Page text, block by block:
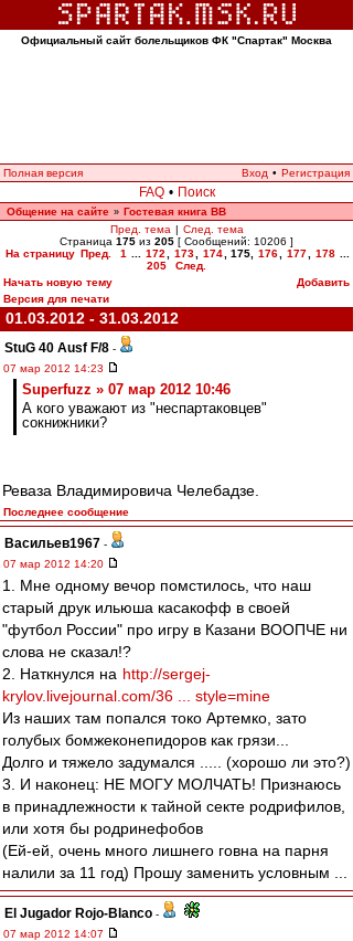
Официальный сайт болельщиков ФК "Спартак" Москва
Полная версия Вход • Регистрация
FAQ • Поиск
Общение на сайте » Гостевая книга ВВ
Пред. тема | След. тема
Страница 175 из 205 [ Сообщений: 10206 ]
На страницу Пред. 1 172 173 174 175, 176 177 178
205
След.
Начать новую тему
Добавить
Версия для печати
01.03.2012 - 31.03.2012
StuG 40 Ausf F/8 -
07 мар 2012 14:23
Superfuzz » 07 мар 2012 10:46
А кого уважают из "неспартаковцев"
сокнижники?
Реваза Владимировича Челебадзе.
Последнее сообщение
Васильев1967 -
07 мар 2012 14:20
1. Мне одному вечор помстилось, что наш
старый друк ильюша касакофф в своей
"футбол России" про игру в Казани ВООПЧЕ ни
слова не сказал!?
2. Наткнулся на http://sergej-
krylov.livejournal.com/36 ... style=mine
Из наших там попался токо Артемко, зато
голубых бомжеконепидоров как грязи...
Долго и тяжело задумался ..... (хорошо ли это?)
3. И наконец: НЕ МОГУ МОЛЧАТЬ! Признаюсь
в принадлежности к тайной секте родрифилов,
или хотя бы родринефобов
(Ей-ей, очень много лишнего говна на парня
налили за 11 год) Прошу заменить условным ...
El Jugador Rojo-Blanco -
07 мар 2012 14:07